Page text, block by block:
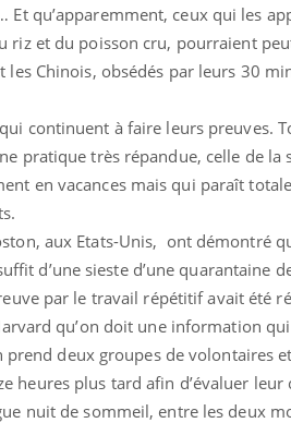
qu’apparemment, ceux qui les
riz et du poisson cru, pourraient
les Chinois, obsédés par leurs 30
continuent à faire leurs preuves.
pratique très répandue, celle de
en vacances mais qui paraît
aux Etats-Unis, ont démontré
d’une sieste d’une quarantaine
par le travail répétitif avait été
qu’on doit une information
prend deux groupes de volontaires
heures plus tard afin d’évaluer leur
nuit de sommeil, entre les deux
des chercheurs
Comment oublier les
Toujours connectés :
comment le travail
empiète de plus en